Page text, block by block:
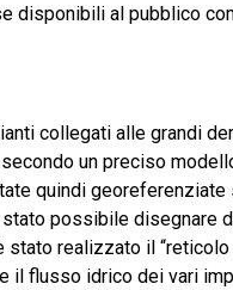
al pubblico
collegati alle grandi
un preciso
quindi georeferenziate
possibile disegnare
stato realizzato il
il flusso idrico dei vari